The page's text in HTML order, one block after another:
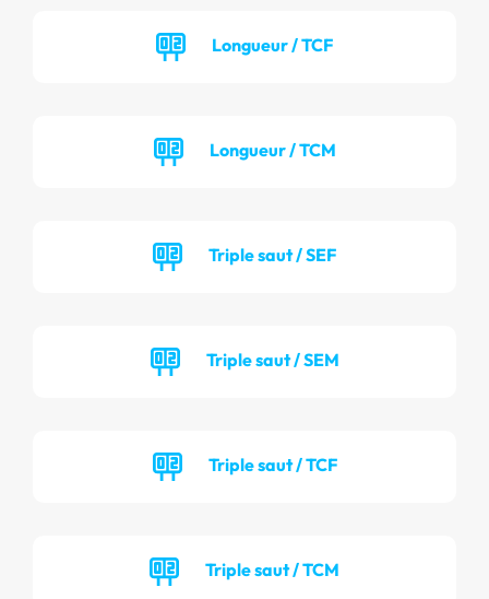
Longueur / TCF
Longueur / TCM
Triple saut / SEF
Triple saut / SEM
Triple saut / TCF
Triple saut / TCM